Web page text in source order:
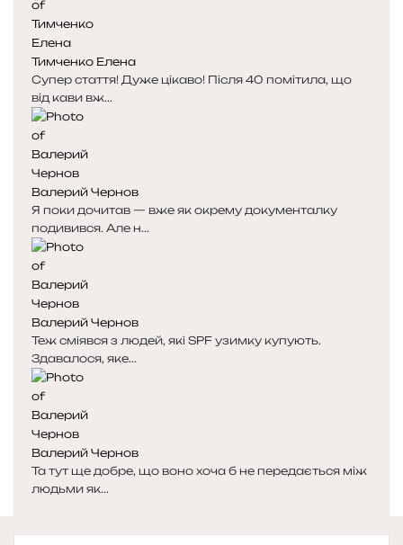
Тимченко Елена
Супер стаття! Дуже цікаво! Після 40 помітила, що
від кави вж...
Валерий Чернов
Я поки дочитав — вже як окрему документалку
подивився. Але н...
Валерий Чернов
Теж сміявся з людей, які SPF узимку купують.
Здавалося, яке...
Валерий Чернов
Та тут ще добре, що воно хоча б не передається між
людьми як...